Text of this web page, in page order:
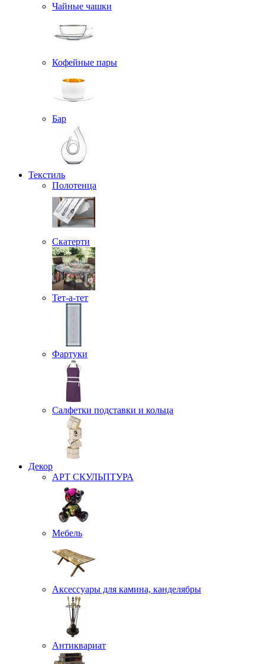
Чайные чашки
Кофейные пары
Бар
Текстиль
Полотенца
Скатерти
Тет-а-тет
Фартуки
Салфетки подставки и кольца
Декор
АРТ СКУЛЬПТУРА
Мебель
Аксессуары для камина, канделябры
Антиквариат